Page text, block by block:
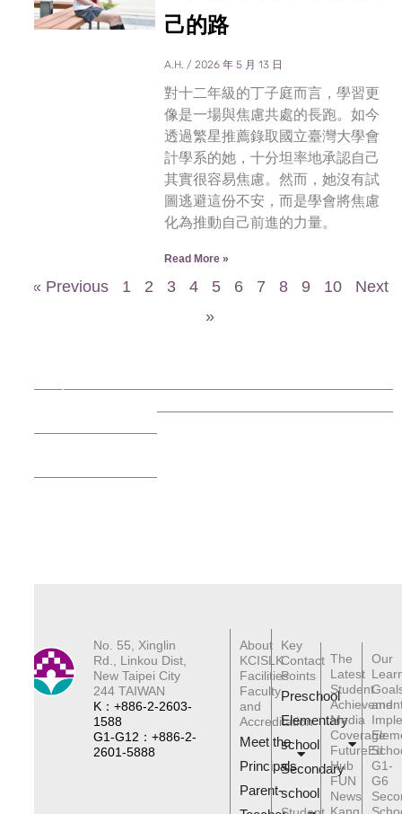
己的路
A.H. 2026 年 5 月 13 日
對十二年級的丁子庭而言，學習更
像是一場與焦慮共處的長跑。如今
透過繁星推薦錄取國立臺灣大學會
計學系的她，十分坦率地承認自己
其實很容易焦慮。然而，她沒有試
圖逃避這份不安，而是學會將焦慮
化為推動自己前進的力量。
Read More »
« Previous 1 2 3 4 5 6 7 8 9 10
Next
»
No. 55, Xinglin
Rd., Linkou Dist,
New Taipei City
244 TAIWAN
K：+886-2-2603-
1588
G1-G12：+886-2-
2601-5888
About
KCISLK
Facilities
Faculty
and
Accreditation
Meet the
Principals
Parent-
Key
Contact
Points
Preschool
Elementary
school
Secondary
school
The
Latest
Student
Media
Coverage
FutureEd
Hub
FUN
News
Our
and
G1-
G6